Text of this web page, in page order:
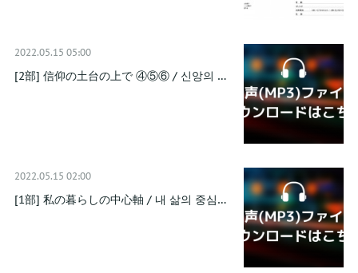
2022.05.15 05:00
[2部] 信仰の土台の上で ④⑤⑥ / 신앙의 …
2022.05.15 02:00
[1部] 私の暮らしの中心軸 / 내 삶의 중심…